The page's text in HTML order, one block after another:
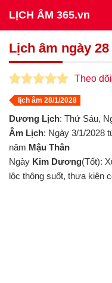
LỊCH ÂM 365.vn
Lịch âm ngày
Theo
lịch âm 28/1/2028
Dương Lịch: Thứ Sáu,
Âm Lịch: Ngày 3/1/2028
năm Mậu Thân
Ngày Kim Dương(Tốt):
lộc thông suốt, thưa kiện